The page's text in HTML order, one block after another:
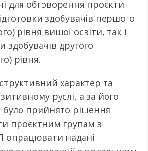
для обговорення проєкти
здобувачів першого
рівня вищої освіти, так і
здобувачів другого
рівня.
характер та
руслі, а за його
було прийнято рішення
проєктним групам з
опрацювати надані